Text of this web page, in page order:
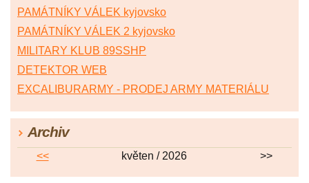
PAMÁTNÍKY VÁLEK kyjovsko
PAMÁTNÍKY VÁLEK 2 kyjovsko
MILITARY KLUB 89SSHP
DETEKTOR WEB
EXCALIBURARMY - PRODEJ ARMY MATERIÁLU
Archiv
<< květen / 2026 >>